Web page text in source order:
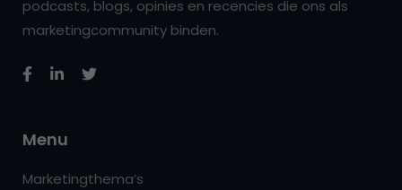
podcasts, blogs, opinies en recencies die ons als
marketingcommunity binden.
Menu
Marketingthema’s